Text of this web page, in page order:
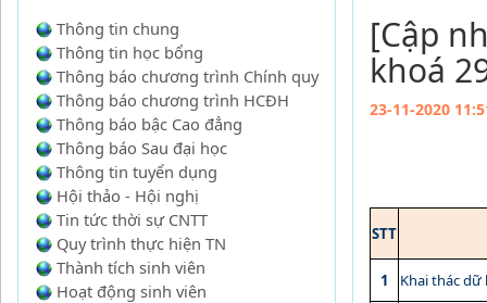
Thông tin chung
Thông tin học bổng
Thông báo chương trình Chính quy
Thông báo chương trình HCĐH
Thông báo bậc Cao đẳng
Thông báo Sau đại học
Thông tin tuyển dụng
Hội thảo - Hội nghị
Tin tức thời sự CNTT
Quy trình thực hiện TN
Thành tích sinh viên
Hoạt động sinh viên
[Cập
khoá
23-11-2020
STT
1
Khai thác dữ